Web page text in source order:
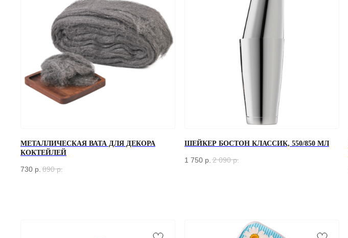
МЕТАЛЛИЧЕСКАЯ ВАТА ДЛЯ ДЕКОРА
КОКТЕЙЛЕЙ
730 р. 890 р.
ШЕЙКЕР БОСТОН КЛАССИК, 550/850 МЛ
1 750 р. 2 090 р.